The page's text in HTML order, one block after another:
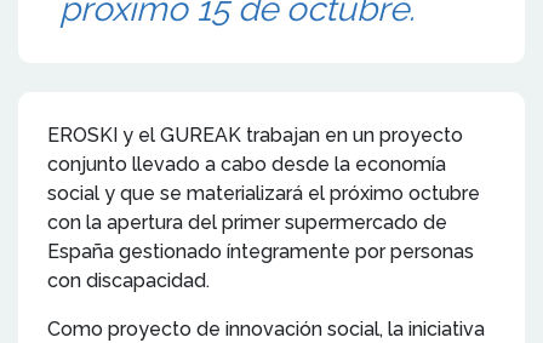
próximo 15 de octubre.
EROSKI y el GUREAK trabajan en un proyecto
conjunto llevado a cabo desde la economía
social y que se materializará el próximo octubre
con la apertura del primer supermercado de
España gestionado íntegramente por personas
con discapacidad.
Como proyecto de innovación social, la iniciativa